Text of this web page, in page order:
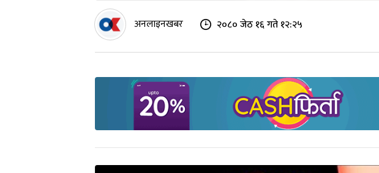
अनलाइनखबर २०८० जेठ १६ गते १२:२५